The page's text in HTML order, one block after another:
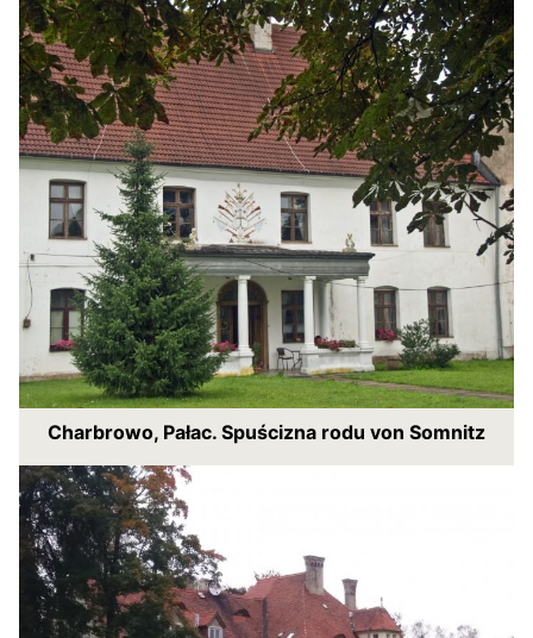
Charbrowo, Pałac. Spuścizna rodu von Somnitz